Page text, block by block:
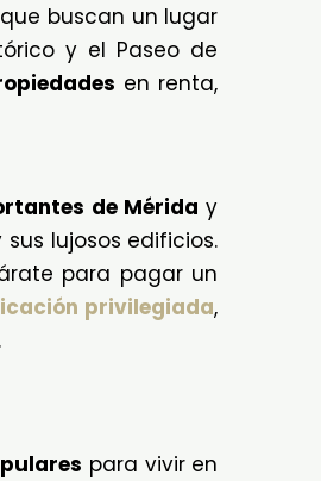
buscan un lugar
y el Paseo de
en renta,
de Mérida y
sus lujosos edificios.
para pagar un
privilegiada,
para vivir en